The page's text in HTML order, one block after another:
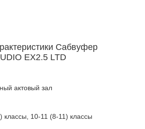
Сабвуфер
EX2.5 LTD
актовый зал
классы, 10-11 (8-11) классы